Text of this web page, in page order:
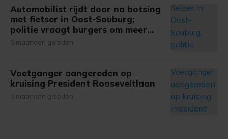
onze cookiepagina kun je ons cookiebeleid bekijken en je
gemaakte keuze altijd wijzigen of intrekken.
Automobilist rijdt door na botsing
met fietser in Oost-Souburg;
politie vraagt burgers om meer
informatie
8 maanden geleden
Voetganger aangereden op
kruising President Rooseveltlaan
8 maanden geleden